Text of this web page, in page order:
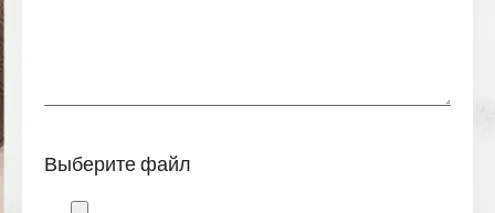
Выберите файл